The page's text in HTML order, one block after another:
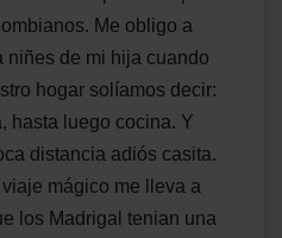
Me obligo a
niñes de mi hija cuando
hogar solíamos decir:
hasta luego cocina. Y
distancia adiós casita.
mágico me lleva a
los Madrigal tenian una